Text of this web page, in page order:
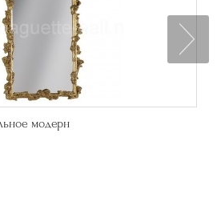
Багет арт. 315.84.043